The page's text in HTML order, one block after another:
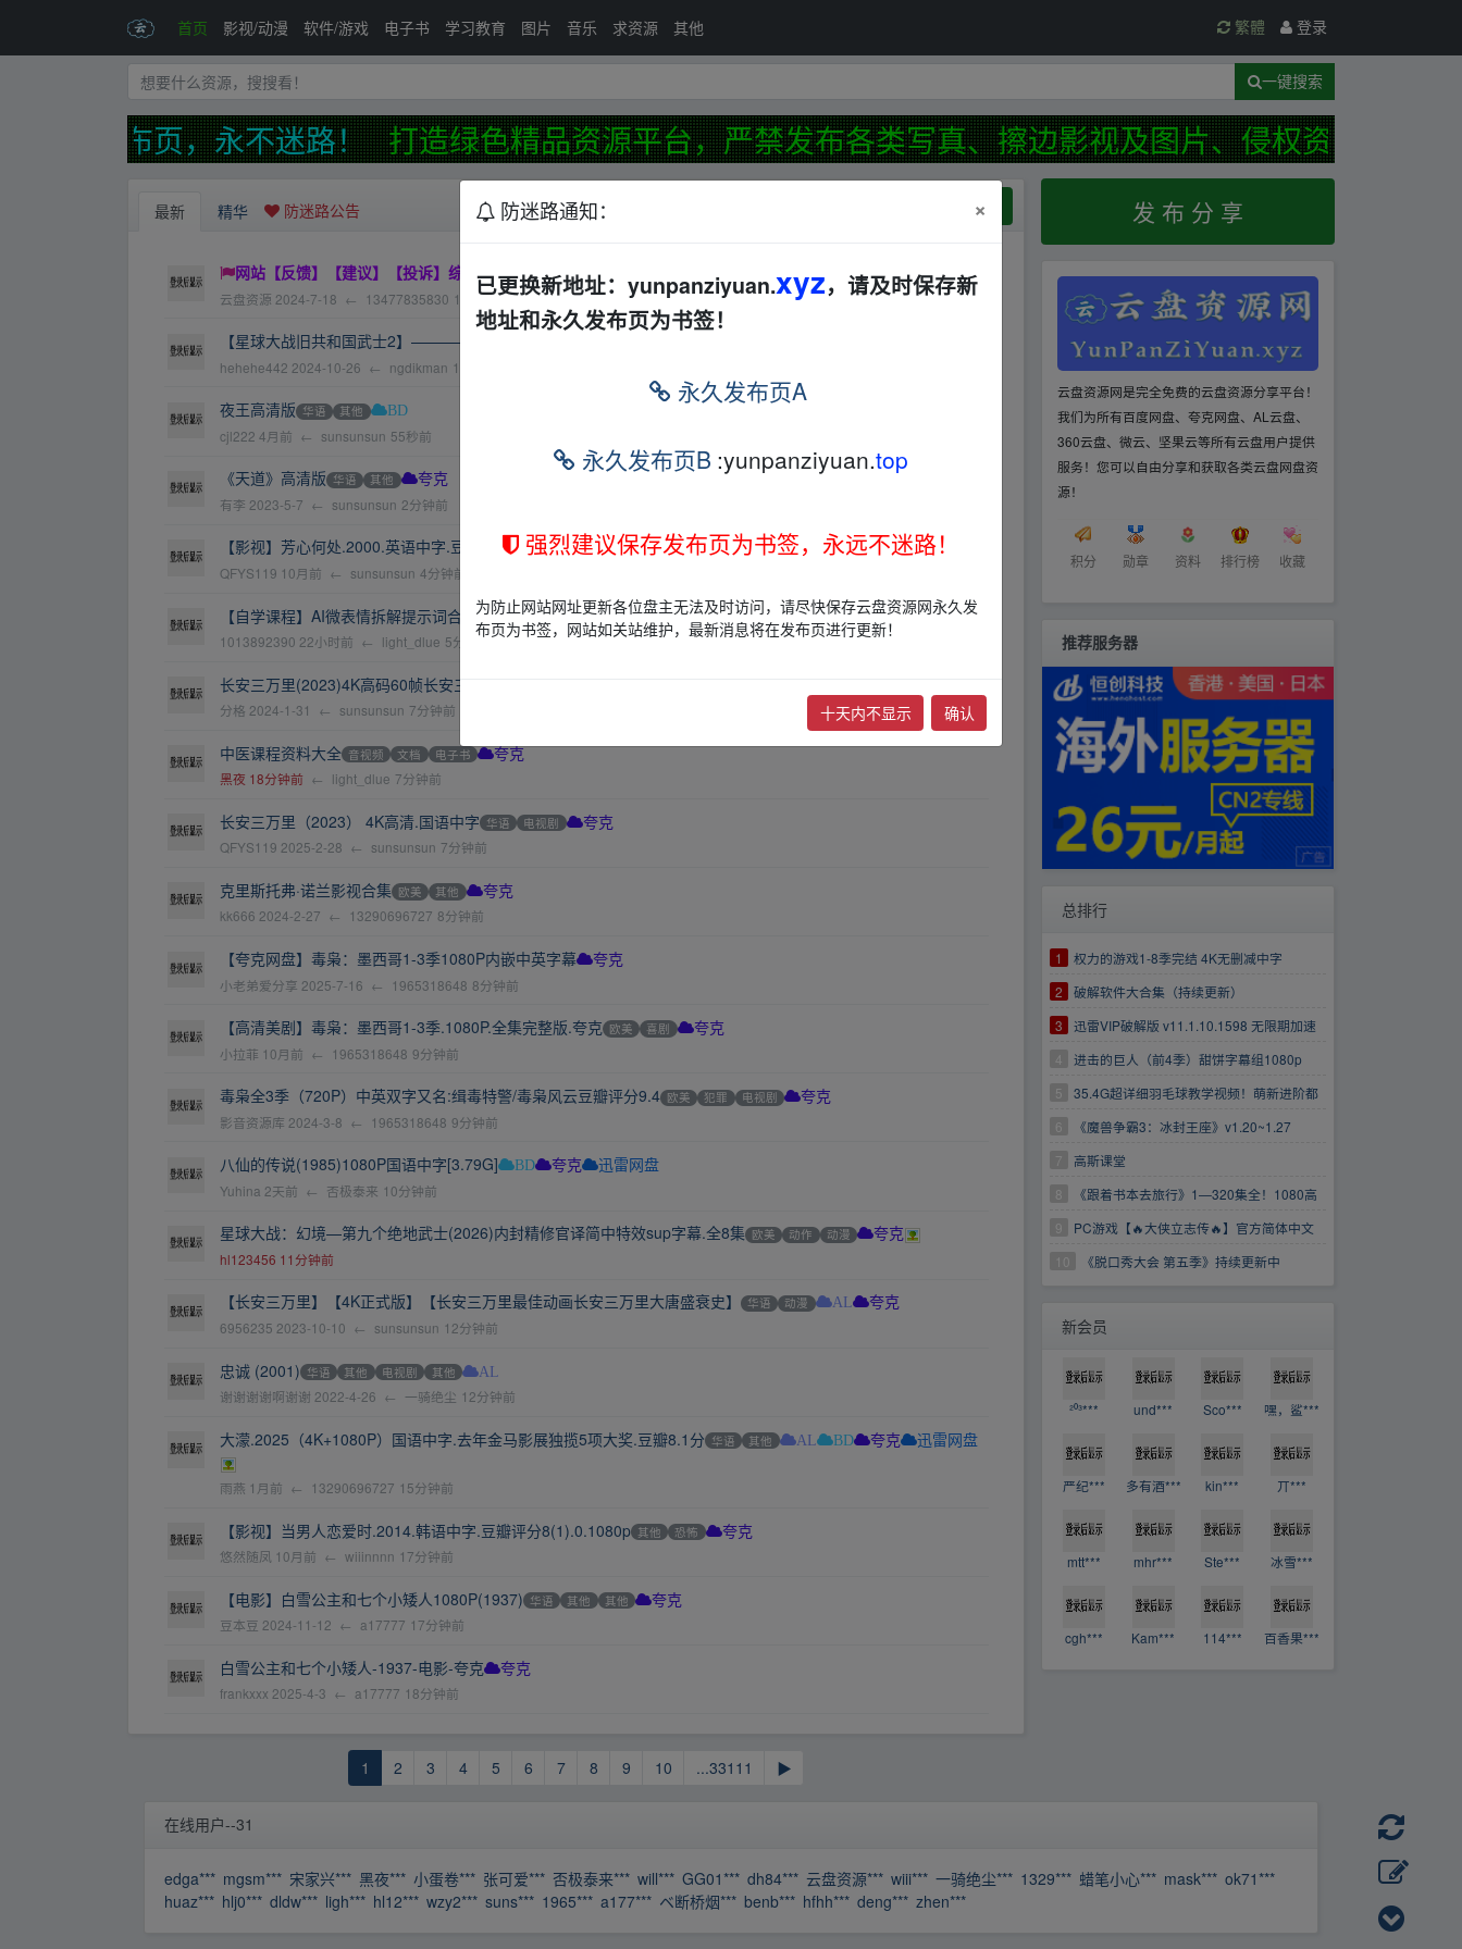
首页 影视/动漫 软件/游戏 电子书 学习教育 图片 音乐 求资源 其他 繁體 登录
一键搜索
久发布页，永不迷路！ 打造绿色精品资源平台，严禁发布各类写真、擦边影视及图片、侵权资源等违规
最新 精华 防迷路公告 发布规范
网站【反馈】【建议】【投诉】综合接受处理帖📢
云盘资源 2024-7-18 ← 13477835830 16天前
【星球大战旧共和国武士2】————v1.1中文典藏版(知更鸟制作)
hehehe442 2024-10-26 ← ngdikman 16秒前
夜王高清版 华语 其他 BD
cjl222 4月前 ← sunsunsun 55秒前
《天道》高清版 华语 其他 夸克
有李 2023-5-7 ← sunsunsun 2分钟前
【影视】芳心何处.2000.英语中字.豆瓣评分7.7.1080p 夸克
QFYS119 10月前 ← sunsunsun 4分钟前
【自学课程】AI微表情拆解提示词合集，告别塑料感与AI面瘫脸（191MB） 文档 夸克
1013892390 22小时前 ← light_dlue 5分钟前
长安三万里(2023)4K高码60帧长安三万里杜比5.1长安三万里全景声
分格 2024-1-31 ← sunsunsun 7分钟前
中医课程资料大全 音视频 文档 电子书 夸克
黑夜 18分钟前 ← light_dlue 7分钟前
长安三万里（2023） 4K高清.国语中字 华语 电视剧 夸克
QFYS119 2025-2-28 ← sunsunsun 7分钟前
克里斯托弗·诺兰影视合集 欧美 其他 夸克
kk666 2024-2-27 ← 13290696727 8分钟前
【夸克网盘】毒枭：墨西哥1-3季1080P内嵌中英字幕 夸克
小老弟爱分享 2025-7-16 ← 1965318648 8分钟前
【高清美剧】毒枭：墨西哥1-3季.1080P.全集完整版.夸克 欧美 喜剧 夸克
小拉菲 10月前 ← 1965318648 9分钟前
毒枭全3季（720P）中英双字又名:缉毒特警/毒枭风云豆瓣评分9.4 欧美 犯罪 电视剧 夸克
影音资源库 2024-3-8 ← 1965318648 9分钟前
八仙的传说(1985)1080P国语中字[3.79G] BD 夸克 迅雷网盘
Yuhina 2天前 ← 否极泰来 10分钟前
星球大战：幻境—第九个绝地武士(2026)内封精修官译简中特效sup字幕.全8集 欧美 动作 动漫 夸克
hl123456 11分钟前
【长安三万里】【4K正式版】【长安三万里最佳动画长安三万里大唐盛衰史】 华语 动漫 AL 夸克
6956235 2023-10-10 ← sunsunsun 12分钟前
忠诚 (2001) 华语 其他 电视剧 其他 AL
谢谢谢谢啊谢谢 2022-4-26 ← 一骑绝尘 12分钟前
大濛.2025（4K+1080P）国语中字.去年金马影展独揽5项大奖.豆瓣8.1分 华语 其他 AL BD 夸克 迅雷网盘
雨燕 1月前 ← 13290696727 15分钟前
【影视】当男人恋爱时.2014.韩语中字.豆瓣评分8(1).0.1080p 其他 恐怖 夸克
悠然随凤 10月前 ← wiiinnnn 17分钟前
【电影】白雪公主和七个小矮人1080P(1937) 华语 其他 其他 夸克
豆本豆 2024-11-12 ← a17777 17分钟前
白雪公主和七个小矮人-1937-电影-夸克 夸克
frankxxx 2025-4-3 ← a17777 18分钟前
1 2 3 4 5 6 7 8 9 10 ...33111 ▶
发 布 分 享
云盘资源网是完全免费的云盘资源分享平台！
我们为所有百度网盘、夸克网盘、AL云盘、
360云盘、微云、坚果云等所有云盘用户提供
服务！您可以自由分享和获取各类云盘网盘资
源！
积分 勋章 资料 排行榜 收藏
推荐服务器
总排行
1
权力的游戏1-8季完结 4K无删减中字
2
破解软件大合集（持续更新）
3
迅雷VIP破解版 v11.1.10.1598 无限期加速
版
4
进击的巨人（前4季）甜饼字幕组1080p
5
35.4G超详细羽毛球教学视频！萌新进阶都
适合！
6
《魔兽争霸3：冰封王座》v1.20~1.27
7
高斯课堂
8
《跟着书本去旅行》1—320集全！1080高
清画质！
9
PC游戏【🔥大侠立志传🔥】官方简体中文
【👉解压即玩👈】
10
《脱口秀大会 第五季》持续更新中
新会员
²⁰³*** und*** Sco*** 嘿，鲨***
严纪*** 多有酒*** kin*** 丌***
mtt*** mhr*** Ste*** 冰雪***
cgh*** Kam*** 114*** 百香果***
在线用户--31
edga*** mgsm*** 宋家兴*** 黑夜*** 小蛋卷*** 张可爱*** 否极泰来*** will*** GG01*** dh84*** 云盘资源*** wiii*** 一骑绝尘*** 1329*** 蜡笔小心*** mask*** ok71***
huaz*** hlj0*** dldw*** ligh*** hl12*** wzy2*** suns*** 1965*** a177*** ベ断桥烟*** benb*** hfhh*** deng*** zhen***
防迷路通知： ×
已更换新地址：yunpanziyuan.xyz，请及时保存新
地址和永久发布页为书签！
永久发布页A
永久发布页B :yunpanziyuan.top
强烈建议保存发布页为书签，永远不迷路！
为防止网站网址更新各位盘主无法及时访问，请尽快保存云盘资源网永久发
布页为书签，网站如关站维护，最新消息将在发布页进行更新！
十天内不显示 确认